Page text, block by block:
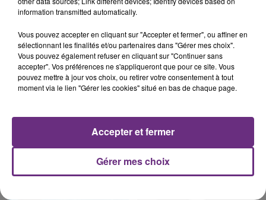
l'inspection du Travail en profite pour rappeler
TITRES DIFFUSÉS
1h39
1h39
AMIR
1h36
1h36
ALEX WARREN
information transmitted automatically.
Vous pouvez accepter en cliquant sur "Accepter et fermer", ou affiner en
sélectionnant les finalités et/ou partenaires dans "Gérer mes choix".
Vous pouvez également refuser en cliquant sur "Continuer sans
accepter". Vos préférences ne s'appliqueront que pour ce site. Vous
pouvez mettre à jour vos choix, ou retirer votre consentement à tout
moment via le lien "Gérer les cookies" situé en bas de chaque page.
Gérer mes choix
Accepter et fermer